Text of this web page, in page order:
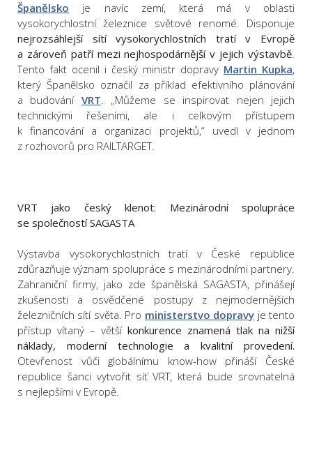
Španělsko je navíc zemí, která má v oblasti
vysokorychlostní železnice světové renomé. Disponuje
nejrozsáhlejší sítí vysokorychlostních tratí v Evropě
a zároveň patří mezi nejhospodárnější v jejich výstavbě.
Tento fakt ocenil i český ministr dopravy Martin Kupka,
který Španělsko označil za příklad efektivního plánování
a budování VRT. „Můžeme se inspirovat nejen jejich
technickými řešeními, ale i celkovým přístupem
k financování a organizaci projektů,“ uvedl v jednom
z rozhovorů pro RAILTARGET.
VRT jako český klenot: Mezinárodní spolupráce
se společností SAGASTA
Výstavba vysokorychlostních tratí v České republice
zdůrazňuje význam spolupráce s mezinárodními partnery.
Zahraniční firmy, jako zde španělská SAGASTA, přinášejí
zkušenosti a osvědčené postupy z nejmodernějších
železničních sítí světa. Pro ministerstvo dopravy je tento
přístup vítaný – větší konkurence znamená tlak na nižší
náklady, moderní technologie a kvalitní provedení.
Otevřenost vůči globálnímu know-how přináší České
republice šanci vytvořit síť VRT, která bude srovnatelná
s nejlepšími v Evropě.